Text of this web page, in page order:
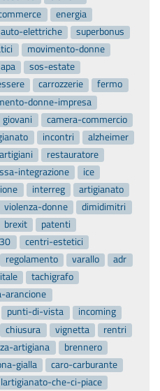
energia
auto-elettriche
superbonus
movimento-donne
sos-estate
carrozzerie
fermo
donne-impresa
giovani
camera-commercio
incontri
alzheimer
artigiani
restauratore
integrazione
ice
interreg
artigianato
violenza-donne
dimidimitri
brexit
patenti
centri-estetici
regolamento varallo
adr
tachigrafo
arancione
punti-di-vista
incoming
chiusura vignetta
rentri
artigiana
brennero
gialla
caro-carburante
lartigianato-che-ci-piace